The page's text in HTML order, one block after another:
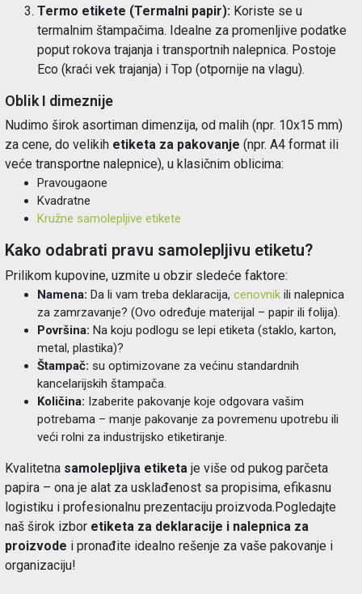
Termo etikete (Termalni papir): Koriste se u
termalnim štampačima. Idealne za promenljive podatke
poput rokova trajanja i transportnih nalepnica. Postoje
Eco (kraći vek trajanja) i Top (otpornije na vlagu).
Oblik I dimeznije
Nudimo širok asortiman dimenzija, od malih (npr. 10x15 mm)
za cene, do velikih etiketa za pakovanje (npr. A4 format ili
veće transportne nalepnice), u klasičnim oblicima:
Pravougaone
Kvadratne
Kružne samolepljive etikete
Kako odabrati pravu samolepljivu etiketu?
Prilikom kupovine, uzmite u obzir sledeće faktore:
Namena: Da li vam treba deklaracija, cenovnik ili nalepnica
za zamrzavanje? (Ovo određuje materijal – papir ili folija).
Površina: Na koju podlogu se lepi etiketa (staklo, karton,
metal, plastika)?
Štampač: su optimizovane za većinu standardnih
kancelarijskih štampača.
Količina: Izaberite pakovanje koje odgovara vašim
potrebama – manje pakovanje za povremenu upotrebu ili
veći rolni za industrijsko etiketiranje.
Kvalitetna samolepljiva etiketa je više od pukog parčeta
papira – ona je alat za usklađenost sa propisima, efikasnu
logistiku i profesionalnu prezentaciju proizvoda.Pogledajte
naš širok izbor etiketa za deklaracije i nalepnica za
proizvode i pronađite idealno rešenje za vaše pakovanje i
organizaciju!